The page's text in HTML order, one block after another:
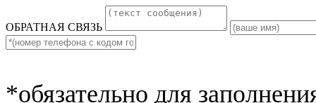
ОБРАТНАЯ СВЯЗЬ
*обязательно для